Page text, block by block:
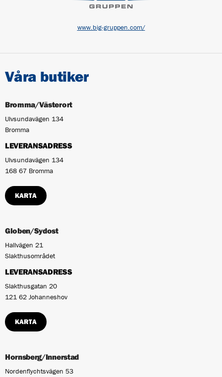
www.big-gruppen.com/
Våra butiker
Bromma/Västerort
Ulvsundavägen 134
Bromma
LEVERANSADRESS
Ulvsundavägen 134
168 67 Bromma
KARTA
Globen/Sydost
Hallvägen 21
Slakthusområdet
LEVERANSADRESS
Slakthusgatan 20
121 62 Johanneshov
KARTA
Hornsberg/Innerstad
Nordenflychtsvägen 53